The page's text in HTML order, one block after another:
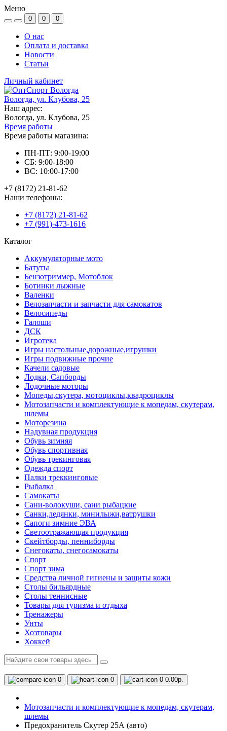
Меню
0 0 0
О нас
Оплата и доставка
Новости
Статьи
Личный кабинет
Вологда, ул. Клубова, 25
Наш адрес:
Вологда, ул. Клубова, 25
Время работы
Время работы магазина:
ПН-ПТ: 9:00-19:00
СБ: 9:00-18:00
ВС: 10:00-17:00
+7 (8172) 21-81-62
Наши телефоны:
+7 (8172) 21-81-62
+7 (991)-473-1616
Каталог
Аккумуляторные мото
Батуты
Бензотриммер, Мотоблок
Ботинки лыжные
Валенки
Велозапчасти и запчасти для самокатов
Велосипеды
Галоши
ДСК
Игротека
Игры настольные,дорожные,игрушки
Игры подвижные прочие
Качели садовые
Лодки, Сапборды
Лодочные моторы
Мопеды,скутера, мотоциклы,квадроциклы
Мотозапчасти и комплектующие к мопедам, скутерам,
шлемы
Моторезина
Надувная продукция
Обувь зимняя
Обувь спортивная
Обувь трекинговая
Одежда спорт
Палки треккинговые
Рыбалка
Самокаты
Сани-волокуши, сани рыбацкие
Санки,ледянки, минилыжи,ватрушки
Сапоги зимние ЭВА
Светоотражающая продукция
Скейтборды, пенниборды
Снегокаты, снегосамокаты
Спорт
Спорт зима
Средства личной гигиены и защиты кожи
Столы бильярдные
Столы теннисные
Товары для туризма и отдыха
Тренажеры
Унты
Хозтовары
Хоккей
0 0 0 0.00р.
Мотозапчасти и комплектующие к мопедам, скутерам,
шлемы
Предохранитель Скутер 25А (авто)